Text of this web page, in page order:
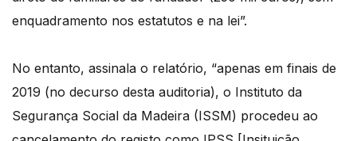
enquadramento nos estatutos e na lei”.
No entanto, assinala o relatório, “apenas em finais de
2019 (no decurso desta auditoria), o Instituto da
Segurança Social da Madeira (ISSM) procedeu ao